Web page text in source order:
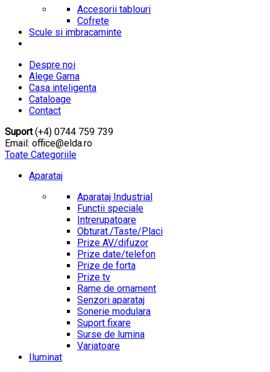
Accesorii tablouri
Cofrete
Scule si imbracaminte
Despre noi
Alege Gama
Casa inteligenta
Cataloage
Contact
Suport(+4) 0744 759 739
Email: office@elda.ro
Toate Categoriile
Aparataj
Aparataj Industrial
Functii speciale
Intrerupatoare
Obturat./Taste/Placi
Prize AV/difuzor
Prize date/telefon
Prize de forta
Prize tv
Rame de ornament
Senzori aparataj
Sonerie modulara
Suport fixare
Surse de lumina
Variatoare
Iluminat